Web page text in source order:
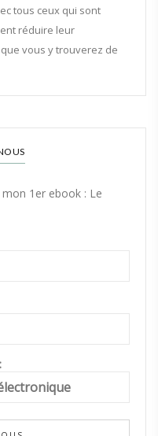
tous ceux qui sont
réduire leur
vous y trouverez de
1er ebook : Le